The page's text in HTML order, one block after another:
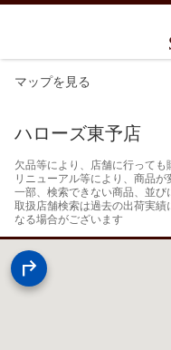
マップを見る
ハローズ東予店
欠品等により、店舗に行って
リニューアル等により、商品
一部、検索できない商品、並び
取扱店舗検索は過去の出荷実
なる場合がございます